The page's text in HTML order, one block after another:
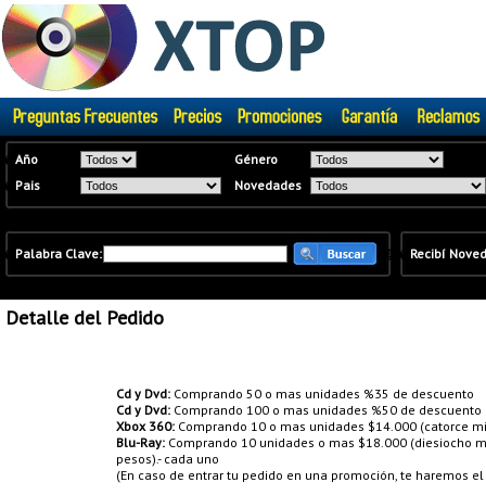
� Año
Género
� Pais Novedades
� Palabra Clave: � � Recibí
Detalle del Pedido
Cd y Dvd: Comprando 50 o mas unidades %35 de descuento
Cd y Dvd: Comprando 100 o mas unidades %50 de descuento
Xbox 360: Comprando 10 o mas unidades $14.000 (catorce
Blu-Ray: Comprando 10 unidades o mas $18.000 (diesiocho
pesos).- cada uno
(En caso de entrar tu pedido en una promoción, te haremos